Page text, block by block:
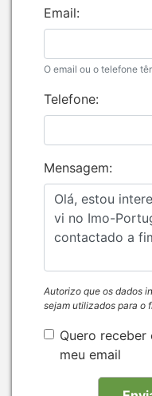
Email:
O email ou o telefone
Telefone:
Mensagem:
Autorizo que os dados
sejam utilizados para o
Quero
meu email